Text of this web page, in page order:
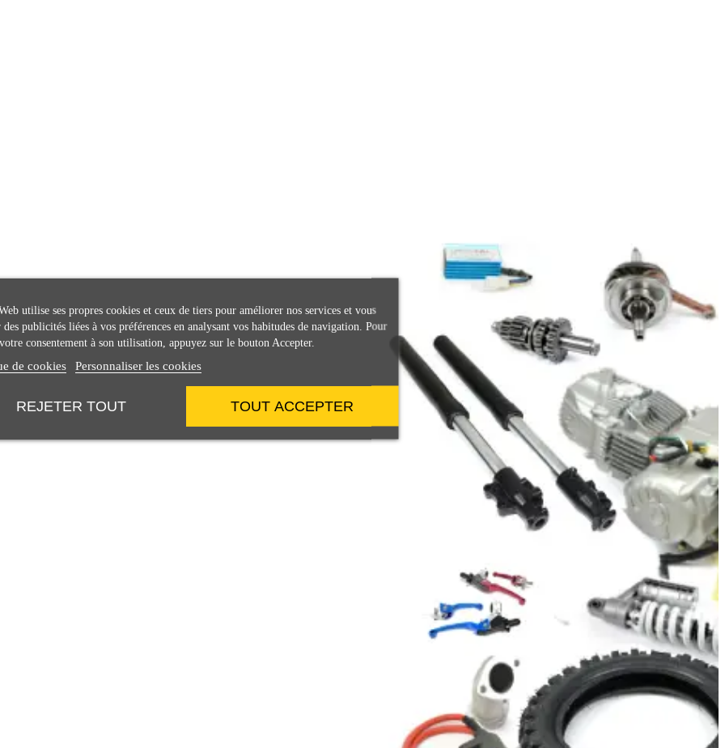
utilise ses propres cookies et ceux de tiers pour améliorer nos services et vous
publicités liées à vos préférences en analysant vos habitudes de navigation. Pour
consentement à son utilisation, appuyez sur le bouton Accepter.
de cookies Personnaliser les cookies
REJETER TOUT TOUT ACCEPTER